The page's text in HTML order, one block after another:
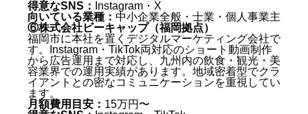
得意なSNS：
Instagram・X
向いている業種： 中小企業全般・士業・個人事業主
⑥株式会社ビーキャップ（福岡拠点）
福岡市に本社を置くデジタルマーケティング会社で
す。Instagram・TikTok両対応のショート動画制作
から広告運用まで対応し、九州内の飲食・観光・美
容業界での運用実績があります。地域密着型でクラ
イアントとの密なコミュニケーションを重視してい
ます。
月額費用目安： 15万円〜